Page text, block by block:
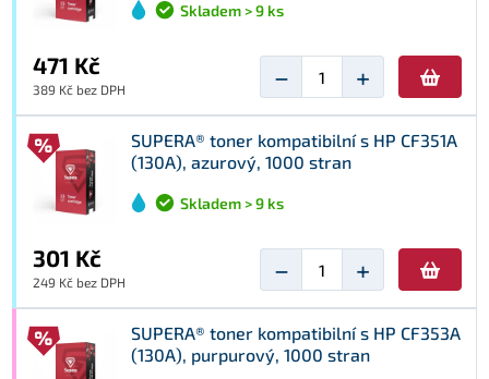
Skladem > 9 ks
471 Kč
389 Kč bez DPH − +
SUPERA® toner kompatibilní s HP CF351A
(130A), azurový, 1000 stran
Skladem > 9 ks
301 Kč
249 Kč bez DPH − +
SUPERA® toner kompatibilní s HP CF353A
(130A), purpurový, 1000 stran